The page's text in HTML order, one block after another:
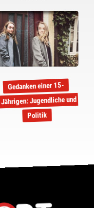
Gedanken einer 15-
Jährigen: Jugendliche und
Politik